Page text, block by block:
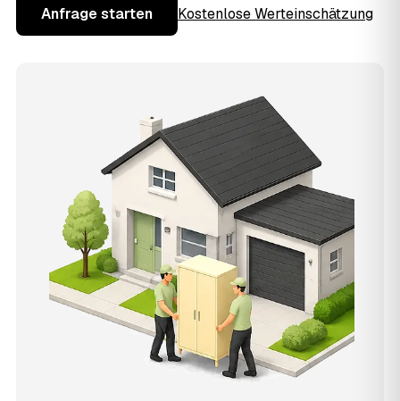
Anfrage starten Kostenlose Werteinschätzung